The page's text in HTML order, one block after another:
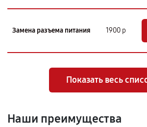
Замена разъема питания 1900 р
Показать весь
Наши преимущества